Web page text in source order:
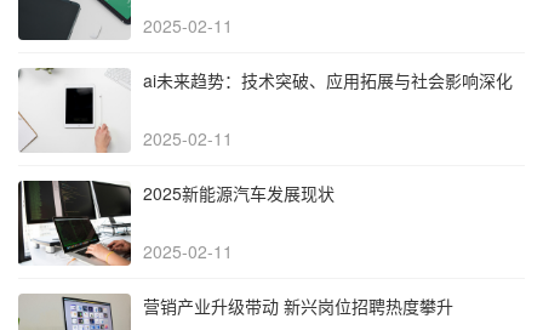
2025-02-11
‌ai未来趋势：技术突破、应用拓展与社会影响深化‌
2025-02-11
2025新能源汽车发展现状
2025-02-11
营销产业升级带动 新兴岗位招聘热度攀升